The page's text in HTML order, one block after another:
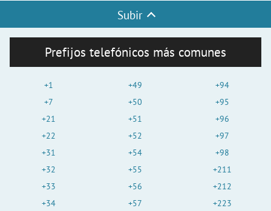
Subir
Prefijos telefónicos más comunes
+1
+7
+21
+22
+31
+32
+33
+34
+49
+50
+51
+52
+54
+55
+56
+57
+94
+95
+96
+97
+98
+211
+212
+223